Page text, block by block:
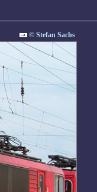
© Stefan Sachs